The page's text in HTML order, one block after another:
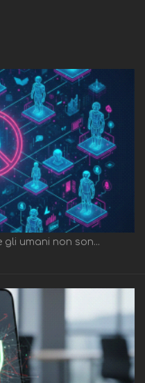
umani non son...